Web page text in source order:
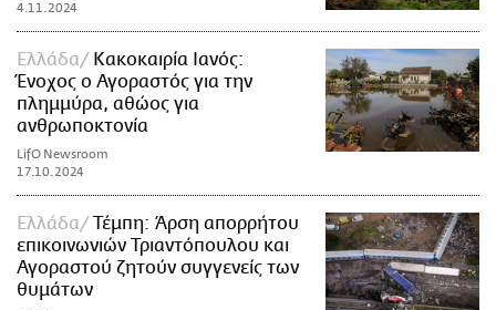
4.11.2024
Ελλάδα
Κακοκαιρία Ιανός:
Ένοχος ο Αγοραστός για την
πλημμύρα, αθώος για
ανθρωποκτονία
LifO Newsroom
17.10.2024
Ελλάδα
Τέμπη: Άρση απορρήτου
επικοινωνιών Τριαντόπουλου και
Αγοραστού ζητούν συγγενείς των
θυμάτων